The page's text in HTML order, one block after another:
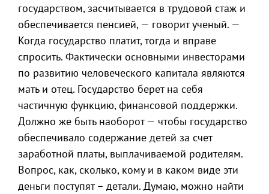
государством, засчитывается в трудовой стаж и
обеспечивается пенсией, — говорит ученый. —
Когда государство платит, тогда и вправе
спросить. Фактически основными инвесторами
по развитию человеческого капитала являются
мать и отец. Государство берет на себя
частичную функцию, финансовой поддержки.
Должно же быть наоборот — чтобы государство
обеспечивало содержание детей за счет
заработной платы, выплачиваемой родителям.
Вопрос, как, сколько, кому и в каком виде эти
деньги поступят – детали. Думаю, можно найти